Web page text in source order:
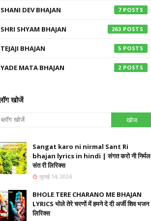
SHANI DEV BHAJAN 7
SHRI SHYAM BHAJAN 263
TEJAJI BHAJAN 5
YADE MATA BHAJAN 2
खोजें
Sangat karo ni nirmal Sant Ri
bhajan lyrics in hindi | संगत करो नी निर्मल
संत री लिरिक्स
जुलाई 14, 2024
BHOLE TERE CHARANO ME BHAJAN
LYRICS भोले तेरे चरणों में हमने दे दी अर्जी शिव भजन
लिरिक्स